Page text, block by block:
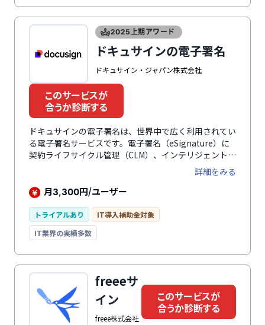
2025上期アワード
ドキュサインの電子署名
ドキュサイン・ジャパン株式会社
このサービスが
合うか診断する
ドキュサインの電子署名は、世界中で広く利用されてい
る電子署名サービスです。電子署名（eSignature）に
契約ライフサイクル管理（CLM）、インテリジェント契
約管理（IAM）、AIエンジン「Docusign Iris」を組み合
わせた契約インテリジェンス基盤として活用できます。
契約書の作成・締結・保管・管理・更新までを一元管理
します。Gartner CLMマジック・クアドラントで5年連
続リーダー、IDC MarketScape 2025でもリーダーに選
出されるなど第三者機関からも評価されています。
件以上の契約処理実績があります。あらゆるデバイスか
ら安全に契約書の作成・送信・署名・管理が可能です。
詳細をみる
月3,300円/ユーザー
トライアルあり
IT導入補助金対象
IT業界の実績多数
freeeサ
イン
freee株式会社
このサービスが
合うか診断する